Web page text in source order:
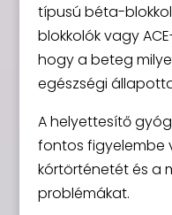
típusú béta-
blokkolók vagy
hogy a beteg
egészségi
A helyettesítő
fontos figyelembe
kórtörténetét és a
problémákat.